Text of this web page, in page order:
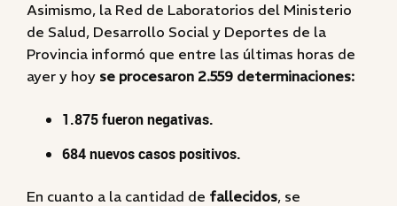
Asimismo, la Red de Laboratorios del Ministerio
de Salud, Desarrollo Social y Deportes de la
Provincia informó que entre las últimas horas de
ayer y hoy se procesaron 2.559 determinaciones:
1.875 fueron negativas.
684 nuevos casos positivos.
En cuanto a la cantidad de fallecidos, se